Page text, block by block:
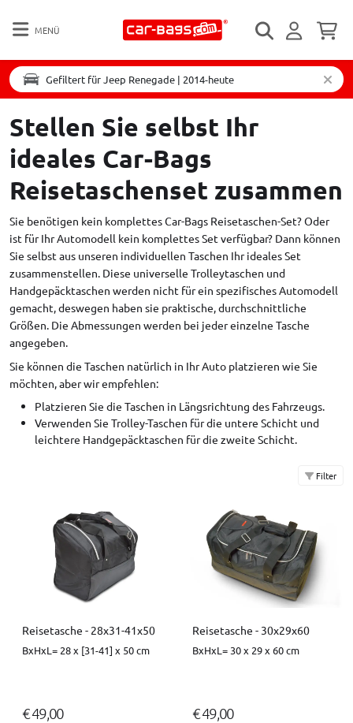
MENÜ
Gefiltert für Jeep Renegade | 2014-heute
Stellen Sie selbst Ihr
ideales Car-Bags
Reisetaschenset zusammen
Sie benötigen kein komplettes Car-Bags Reisetaschen-Set? Oder
ist für Ihr Automodell kein komplettes Set verfügbar? Dann können
Sie selbst aus unseren individuellen Taschen Ihr ideales Set
zusammenstellen. Diese universelle Trolleytaschen und
Handgepäcktaschen werden nicht für ein spezifisches Automodell
gemacht, deswegen haben sie praktische, durchschnittliche
Größen. Die Abmessungen werden bei jeder einzelne Tasche
angegeben.
Sie können die Taschen natürlich in Ihr Auto platzieren wie Sie
möchten, aber wir empfehlen:
Platzieren Sie die Taschen in Längsrichtung des Fahrzeugs.
Verwenden Sie Trolley-Taschen für die untere Schicht und
leichtere Handgepäcktaschen für die zweite Schicht.
Filter
Reisetasche - 28x31-41x50
BxHxL= 28 x [31-41] x 50 cm
€ 49,00
Reisetasche - 30x29x60
BxHxL= 30 x 29 x 60 cm
€ 49,00